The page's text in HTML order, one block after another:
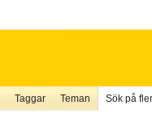
Taggar Teman Sök på